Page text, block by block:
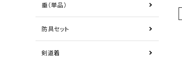
垂（単品）
防具セット
剣道着